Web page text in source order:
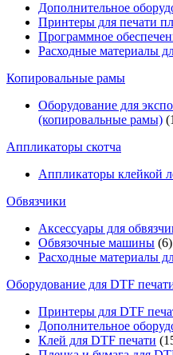
Дополнительное
Принтеры для печати
Программное
Расходные материалы
Копировальные рамы
Оборудование для
(копировальные рамы)
Аппликаторы скотча
Аппликаторы клейкой
Обвязчики
Аксессуары для
Обвязочные машины (6)
Расходные материалы
Оборудование для DTF
Принтеры для DTF
Дополнительное
Клей для DTF печати